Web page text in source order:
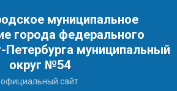
муниципальное
города федерального
Петербурга муниципальный
округ №54
официальный сайт